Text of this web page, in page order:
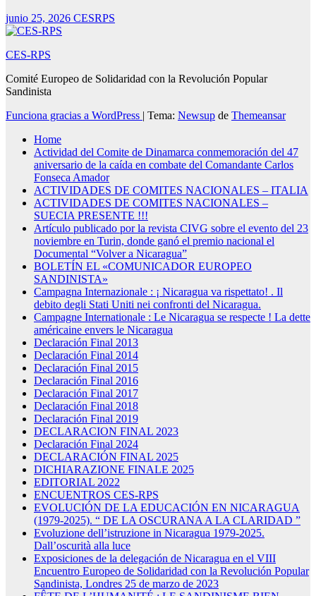
junio 25, 2026 CESRPS
CES-RPS
Comité Europeo de Solidaridad con la Revolución Popular
Sandinista
Funciona gracias a WordPress | Tema: Newsup de Themeansar
Home
Actividad del Comite de Dinamarca conmemoración del 47
aniversario de la caída en combate del Comandante Carlos
Fonseca Amador
ACTIVIDADES DE COMITES NACIONALES – ITALIA
ACTIVIDADES DE COMITES NACIONALES –
SUECIA PRESENTE !!!
Artículo publicado por la revista CIVG sobre el evento del 23
noviembre en Turin, donde ganó el premio nacional el
Documental “Volver a Nicaragua”
BOLETÍN EL «COMUNICADOR EUROPEO
SANDINISTA»
Campagna Internazionale : ¡ Nicaragua va rispettato! . Il
debito degli Stati Uniti nei confronti del Nicaragua.
Campagne Internationale : Le Nicaragua se respecte ! La dette
américaine envers le Nicaragua
Declaración Final 2013
Declaración Final 2014
Declaración Final 2015
Declaración Final 2016
Declaración Final 2017
Declaración Final 2018
Declaración Final 2019
DECLARACION FINAL 2023
Declaración Final 2024
DECLARACIÓN FINAL 2025
DICHIARAZIONE FINALE 2025
EDITORIAL 2022
ENCUENTROS CES-RPS
EVOLUCIÓN DE LA EDUCACIÓN EN NICARAGUA
(1979-2025). “ DE LA OSCURANA A LA CLARIDAD ”
Evoluzione dell’istruzione in Nicaragua 1979-2025.
Dall’oscurità alla luce
Exposiciones de la delegación de Nicaragua en el VIII
Encuentro Europeo de Solidaridad con la Revolución Popular
Sandinista, Londres 25 de marzo de 2023